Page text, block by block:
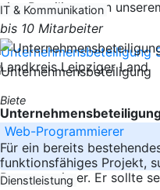
eine Beteiligung an
IT & Kommunikation
bis 10 Mitarbeiter
Landkreis Leipziger Land
Biete
Web-Programmierer
Für ein bereits
funktionsfähiges Projekt,
Programmierer. Er sollte
Dienstleistung